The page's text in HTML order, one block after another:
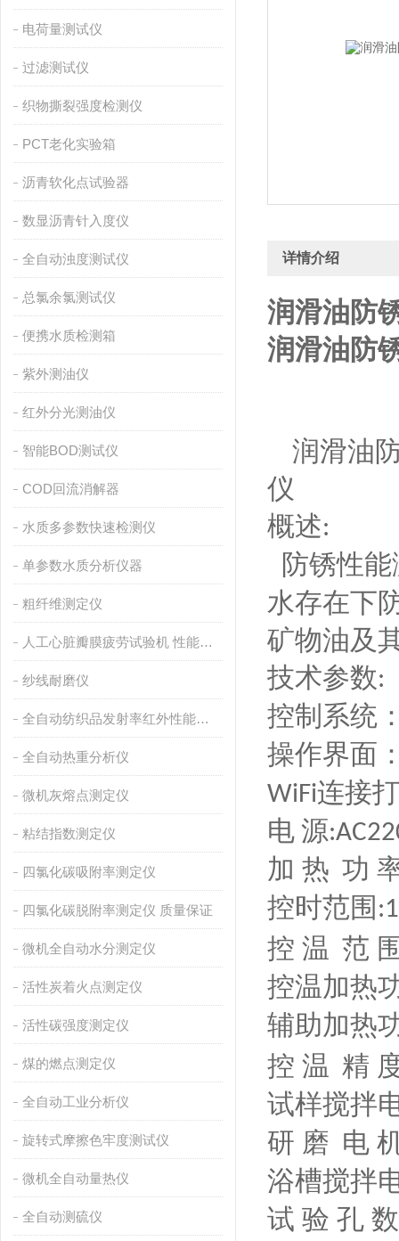
电荷量测试仪
过滤测试仪
织物撕裂强度检测仪
PCT老化实验箱
沥青软化点试验器
数显沥青针入度仪
全自动浊度测试仪
总氯余氯测试仪
便携水质检测箱
紫外测油仪
红外分光测油仪
智能BOD测试仪
COD回流消解器
水质多参数快速检测仪
单参数水质分析仪器
粗纤维测定仪
人工心脏瓣膜疲劳试验机 性能稳定
纱线耐磨仪
全自动纺织品发射率红外性能分析
全自动热重分析仪
微机灰熔点测定仪
粘结指数测定仪
四氯化碳吸附率测定仪
四氯化碳脱附率测定仪 质量保证
微机全自动水分测定仪
活性炭着火点测定仪
活性碳强度测定仪
煤的燃点测定仪
全自动工业分析仪
旋转式摩擦色牢度测试仪
微机全自动量热仪
全自动测硫仪
详情介绍
润滑油防
润滑油防
润滑油
仪
概述:
防锈性
水存在下
矿物油及
技术参数:
控制系统
操作界面
WiFi连接
电 源
加 热 功
控时范围 :1
控 温 范
控温加热
辅助加热
控 温 精
试样搅拌
研 磨 电
浴槽搅拌
试 验 孔 数